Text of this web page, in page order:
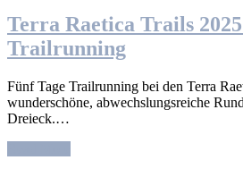
Terra Raetica Trails
Trailrunning
Fünf Tage Trailrunning bei den Terra
wunderschöne, abwechslungsreiche
Dreieck.…